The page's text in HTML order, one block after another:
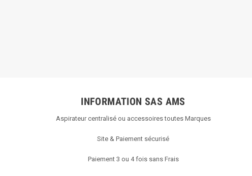
INFORMATION SAS AMS
Aspirateur centralisé ou accessoires toutes Marques
Site & Paiement sécurisé
Paiement 3 ou 4 fois sans Frais